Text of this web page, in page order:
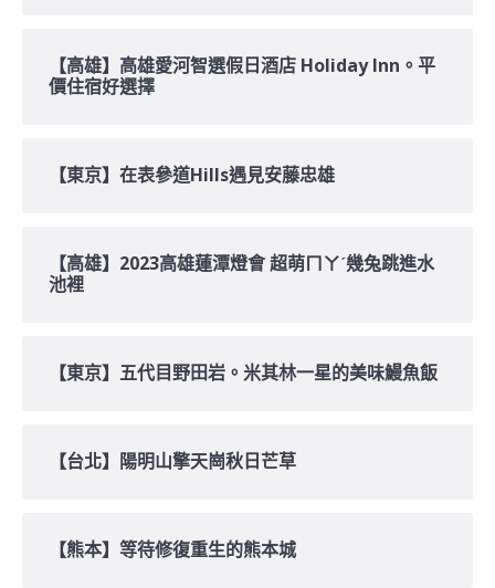
【高雄】高雄愛河智選假日酒店 Holiday Inn。平
價住宿好選擇
【東京】在表參道Hills遇見安藤忠雄
【高雄】2023高雄蓮潭燈會 超萌ㄇㄚˊ幾兔跳進水
池裡
【東京】五代目野田岩。米其林一星的美味鰻魚飯
【台北】陽明山擎天崗秋日芒草
【熊本】等待修復重生的熊本城